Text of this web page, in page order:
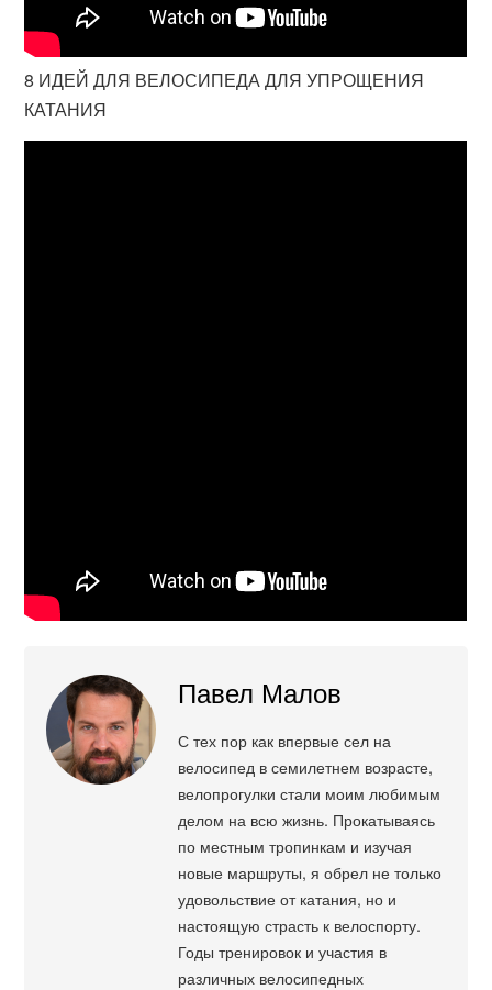
8 ИДЕЙ ДЛЯ ВЕЛОСИПЕДА ДЛЯ УПРОЩЕНИЯ
КАТАНИЯ
Павел Малов
С тех пор как впервые сел на
велосипед в семилетнем возрасте,
велопрогулки стали моим любимым
делом на всю жизнь. Прокатываясь
по местным тропинкам и изучая
новые маршруты, я обрел не только
удовольствие от катания, но и
настоящую страсть к велоспорту.
Годы тренировок и участия в
различных велосипедных